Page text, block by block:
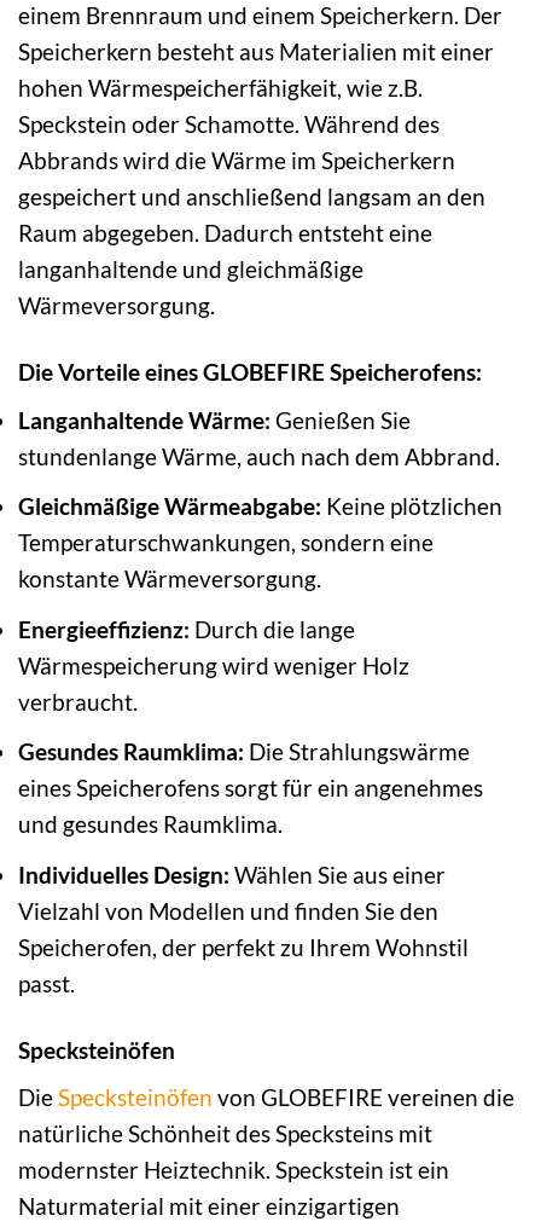
einem Brennraum und einem Speicherkern. Der
Speicherkern besteht aus Materialien mit einer
hohen Wärmespeicherfähigkeit, wie z.B.
Speckstein oder Schamotte. Während des
Abbrands wird die Wärme im Speicherkern
gespeichert und anschließend langsam an den
Raum abgegeben. Dadurch entsteht eine
langanhaltende und gleichmäßige
Wärmeversorgung.
Die Vorteile eines GLOBEFIRE Speicherofens:
Langanhaltende Wärme: Genießen Sie
stundenlange Wärme, auch nach dem Abbrand.
Gleichmäßige Wärmeabgabe: Keine plötzlichen
Temperaturschwankungen, sondern eine
konstante Wärmeversorgung.
Energieeffizienz: Durch die lange
Wärmespeicherung wird weniger Holz
verbraucht.
Gesundes Raumklima: Die Strahlungswärme
eines Speicherofens sorgt für ein angenehmes
und gesundes Raumklima.
Individuelles Design: Wählen Sie aus einer
Vielzahl von Modellen und finden Sie den
Speicherofen, der perfekt zu Ihrem Wohnstil
passt.
Specksteinöfen
DieSpecksteinöfen von GLOBEFIRE vereinen die
natürliche Schönheit des Specksteins mit
modernster Heiztechnik. Speckstein ist ein
Naturmaterial mit einer einzigartigen